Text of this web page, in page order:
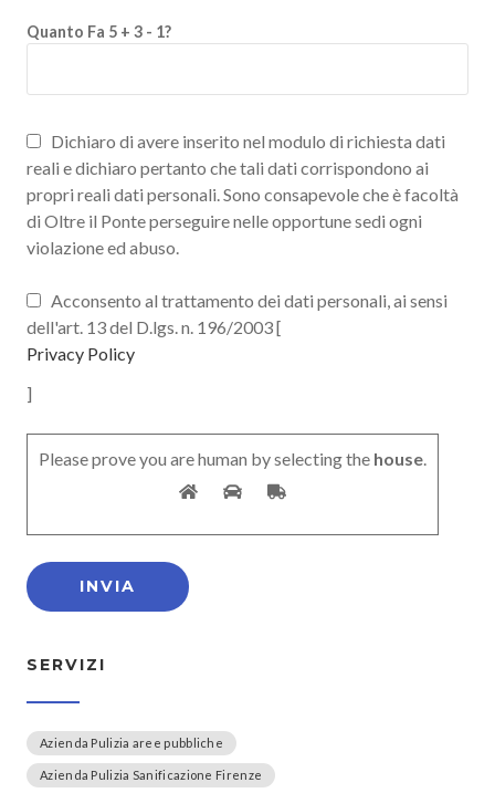
Quanto Fa 5 + 3 - 1?
Dichiaro di avere inserito nel modulo di richiesta dati
reali e dichiaro pertanto che tali dati corrispondono ai
propri reali dati personali. Sono consapevole che è facoltà
di Oltre il Ponte perseguire nelle opportune sedi ogni
violazione ed abuso.
Acconsento al trattamento dei dati personali, ai sensi
dell'art. 13 del D.lgs. n. 196/2003 [
Privacy Policy
]
Please prove you are human by selecting the house.
SERVIZI
Azienda Pulizia aree pubbliche
Azienda Pulizia Sanificazione Firenze